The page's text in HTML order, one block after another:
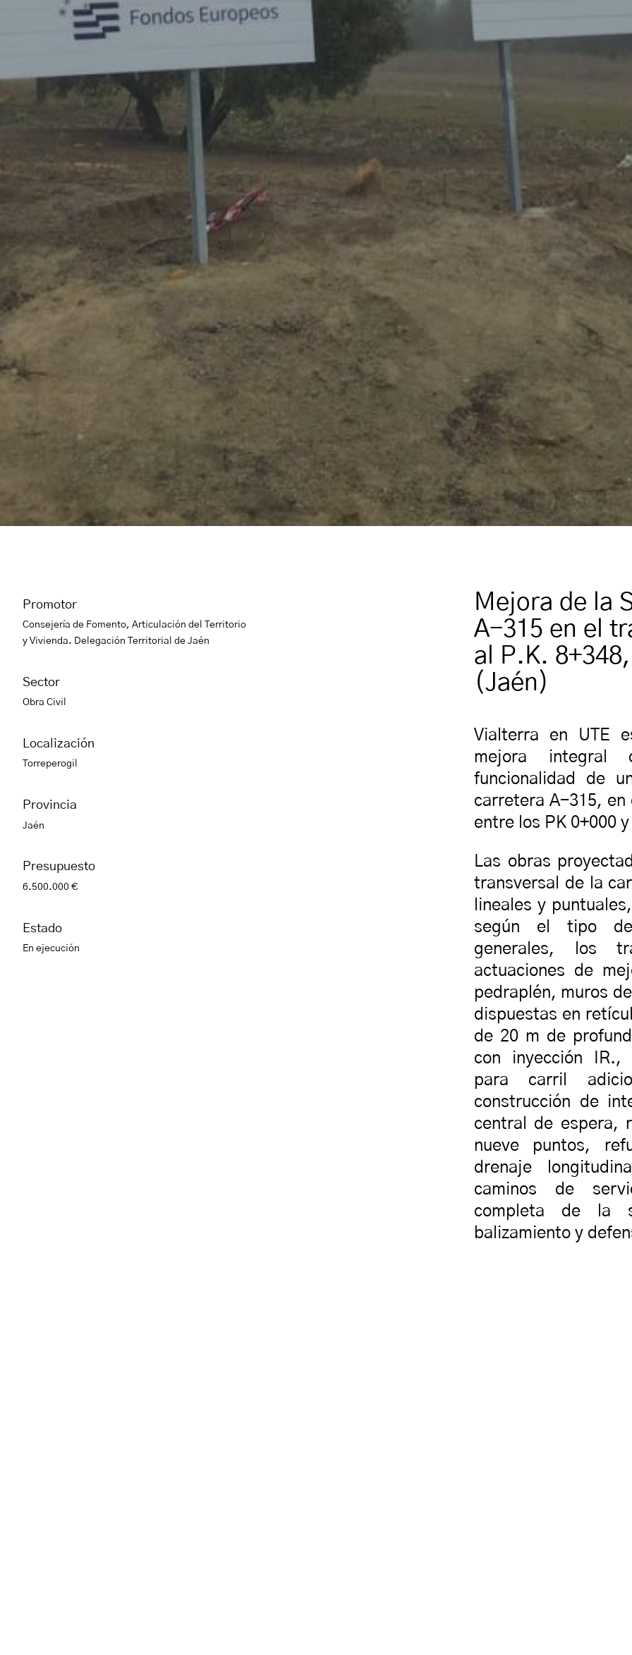
Promotor
Consejería de Fomento, Articulación del Territorio
y Vivienda. Delegación Territorial de Jaén
Sector
Obra Civil
Localización
Torreperogil
Provincia
Jaén
Presupuesto
6.500.000 €
Estado
En ejecución
Mejora de la
A-315 en el
al P.K.
(Jaén)
Vialterra en UTE
mejora
funcionalidad de
carretera A-315,
entre los PK 0+000
Las obras
transversal de la
lineales y
según el tipo de
generales, los
actuaciones de
pedraplén, muros
dispuestas en
de 20 m de
con inyección IR.,
para carril
construcción de
central de espera,
nueve puntos,
drenaje
caminos de
completa de la
balizamiento y